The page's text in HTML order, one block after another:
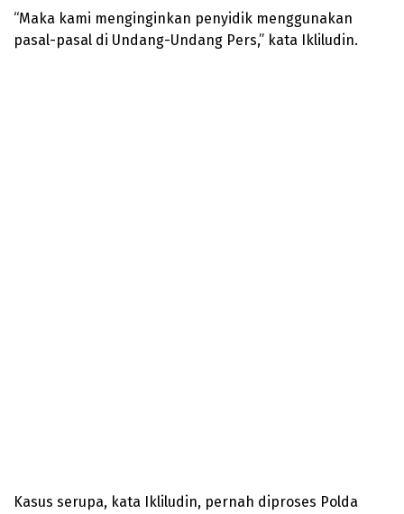
“Maka kami menginginkan penyidik menggunakan
pasal-pasal di Undang-Undang Pers,” kata Ikliludin.
Kasus serupa, kata Ikliludin, pernah diproses Polda